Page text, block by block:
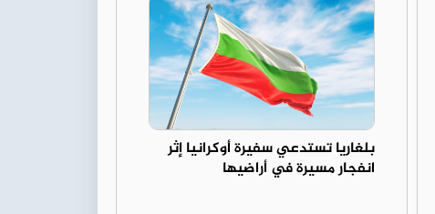
بلغاريا تستدعي سفيرة أوكرانيا إثر
انفجار مسيرة في أراضيها